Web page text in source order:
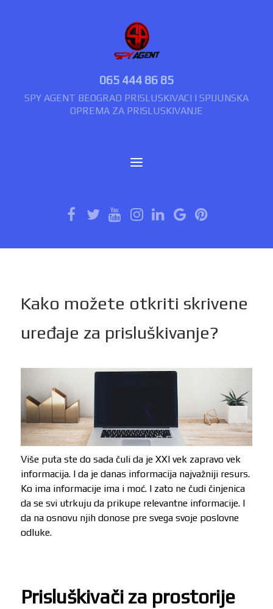
065 444 86 85
SPY AGENT BEOGRAD PRISLUSKIVACI I SPIJUNSKA
OPREMA ZA PRISLUSKIVANJE
Kako možete otkriti skrivene
uređaje za prisluškivanje?
Više puta ste do sada čuli da je XXI vek zapravo vek
informacija. I da je danas informacija najvažniji resurs.
Ko ima informacije ima i moć. I zato ne čudi činjenica
da se svi utrkuju da prikupe relevantne informacije. I
da na osnovu njih donose pre svega svoje poslovne
odluke.
Prisluškivači za prostorije